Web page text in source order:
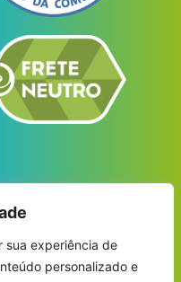
sua experiência de
personalizado e